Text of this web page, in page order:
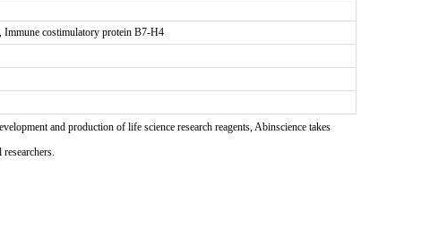
costimulatory protein B7-H4
and production of life science research reagents, Abinscience takes